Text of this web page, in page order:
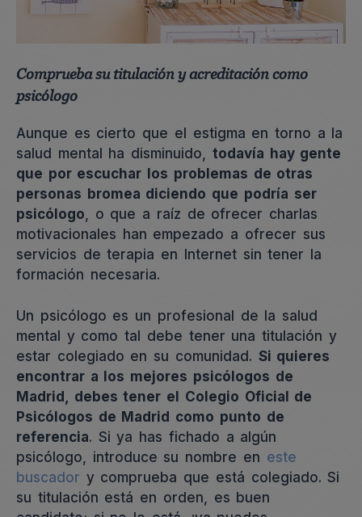
Comprueba su titulación y acreditación como
psicólogo
Aunque es cierto que el estigma en torno a la
salud mental ha disminuido, todavía hay gente
que por escuchar los problemas de otras
personas bromea diciendo que podría ser
psicólogo, o que a raíz de ofrecer charlas
motivacionales han empezado a ofrecer sus
servicios de terapia en Internet sin tener la
formación necesaria.
Un psicólogo es un profesional de la salud
mental y como tal debe tener una titulación y
estar colegiado en su comunidad. Si quieres
encontrar a los mejores psicólogos de
Madrid, debes tener el Colegio Oficial de
Psicólogos de Madrid como punto de
referencia. Si ya has fichado a algún
psicólogo, introduce su nombre en este
buscador y comprueba que está colegiado. Si
su titulación está en orden, es buen